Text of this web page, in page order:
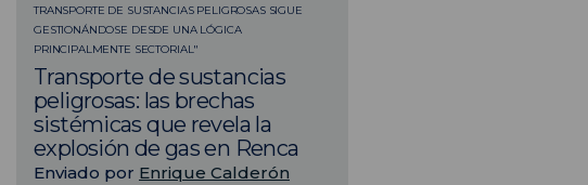
TRANSPORTE DE SUSTANCIAS PELIGROSAS SIGUE
GESTIONÁNDOSE DESDE UNA LÓGICA
PRINCIPALMENTE SECTORIAL"
Transporte de sustancias
peligrosas: las brechas
sistémicas que revela la
explosión de gas en Renca
Enviado por Enrique Calderón